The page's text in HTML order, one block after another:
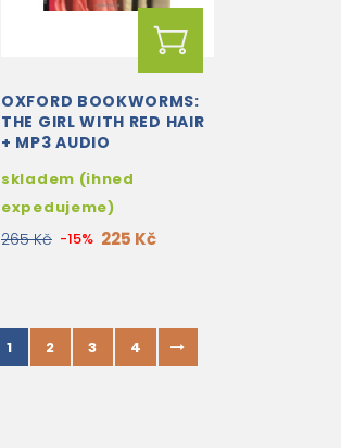
OXFORD BOOKWORMS:
THE GIRL WITH RED HAIR
+ MP3 AUDIO
skladem (ihned
expedujeme)
265 Kč -15% 225 Kč
1 2 3 4